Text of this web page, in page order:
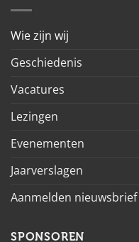
Wie zijn wij
Geschiedenis
Vacatures
Lezingen
Evenementen
Jaarverslagen
Aanmelden nieuwsbrief
SPONSOREN